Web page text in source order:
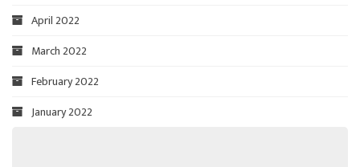
April 2022
March 2022
February 2022
January 2022